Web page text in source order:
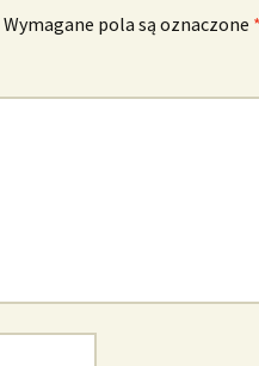
Wymagane pola są oznaczone *